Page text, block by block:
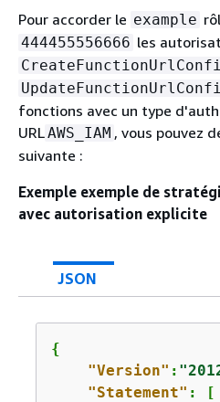
Pour accorder le example
444455556666 les
fonctions avec un type
URLAWS_IAM , vous pouvez
suivante :
Exemple exemple de
avec autorisation explicite
JSON
{
"Version" :
"Statement" : [